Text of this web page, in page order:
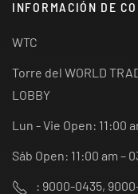
INFORMACIÓN DE
WTC
Torre del WORLD
LOBBY
Lun - Vie Open: 11:00
Sáb Open: 11:00 am –
: 9000-0435,